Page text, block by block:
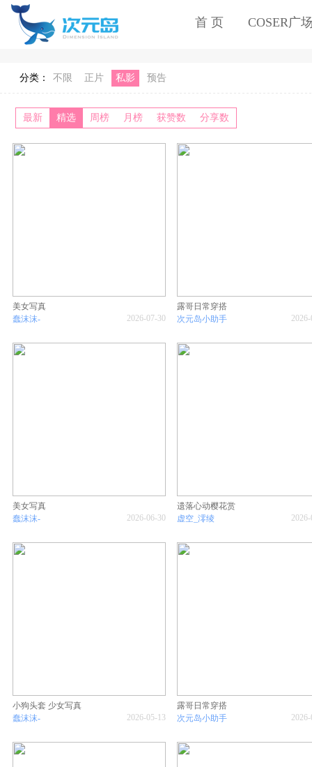
首 页 COSER广
分类： 不限 正片 私影 预告
最新 精选 周榜 月榜 获赞数 分享数
美女写真
蠢沫沫-
2026-07-30
露哥日常穿搭
次元岛小助手
美女写真
蠢沫沫-
2026-06-30
遗落心动樱花赏
虚空_澪绫
小狗头套 少女写真
蠢沫沫-
2026-05-13
露哥日常穿搭
次元岛小助手